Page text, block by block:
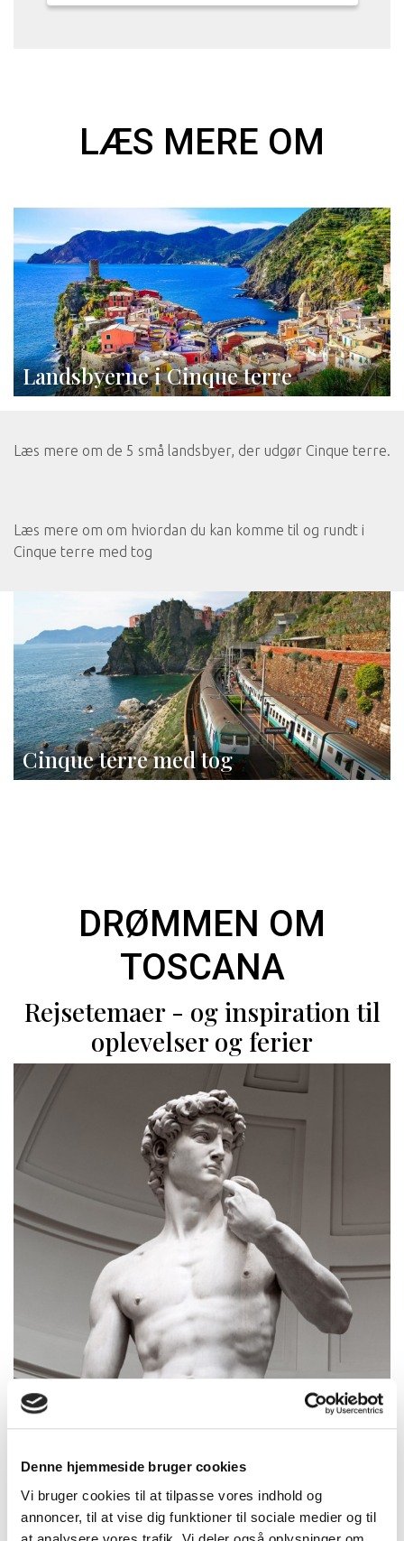
Denne hjemmeside bruger cookies
Vi bruger cookies til at tilpasse vores indhold og
annoncer, til at vise dig funktioner til sociale medier og til
LÆS MERE OM
Landsbyerne i Cinque terre
Læs mere om de 5 små landsbyer, der udgør Cinque terre.
Læs mere om om hviordan du kan komme til og rundt i
Cinque terre med tog
Cinque terre med tog
DRØMMEN OM
TOSCANA
Rejsetemaer - og inspiration til
oplevelser og ferier
Statuen David